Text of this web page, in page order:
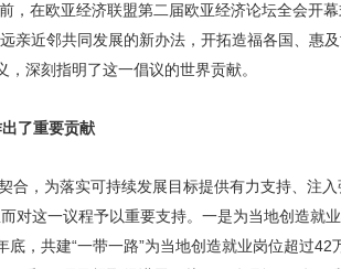
，在欧亚经济联盟第二届欧亚经济论坛全会开
亲近邻共同发展的新办法，开拓造福各国、惠及
深刻指明了这一倡议的世界贡献。
了重要贡献
合，为落实可持续发展目标提供有力支持、注
对这一议程予以重要支持。一是为当地创造就
，共建“一带一路”为当地创造就业岗位超过42